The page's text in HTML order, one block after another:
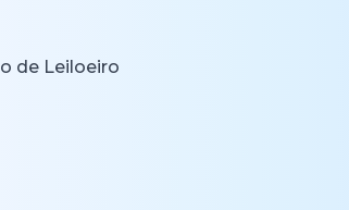
de Leiloeiro